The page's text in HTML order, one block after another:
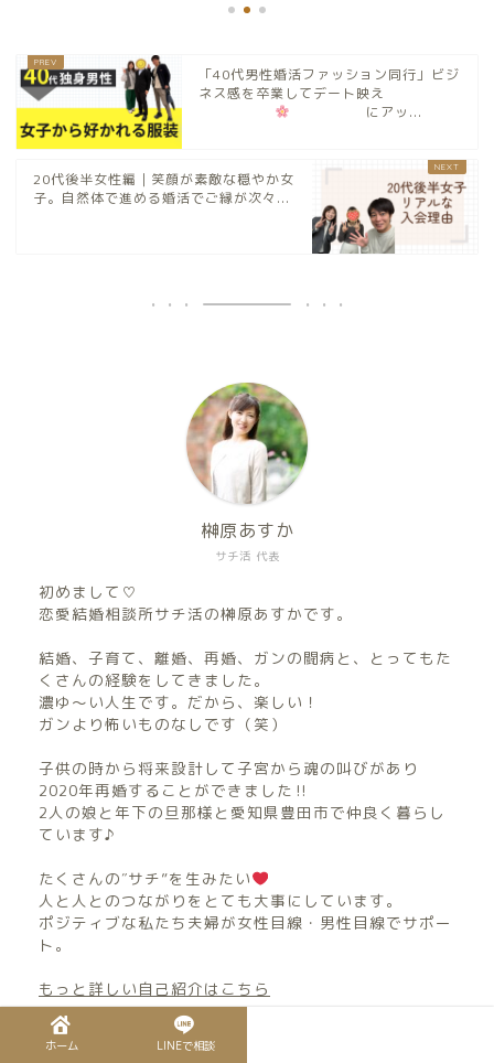
「40代男性婚活ファッション同行」ビジ
ネス感を卒業してデート映え
にアッ...
20代後半女性編｜笑顔が素敵な穏やか女
子。自然体で進める婚活でご縁が次々...
サチ活 代表
榊原あすか
初めまして♡
恋愛結婚相談所サチ活の榊原あすかです。
結婚、子育て、離婚、再婚、ガンの闘病と、とってもた
くさんの経験をしてきました。
濃ゆ〜い人生です。だから、楽しい！
ガンより怖いものなしです（笑）
子供の時から将来設計して子宮から魂の叫びがあり
2020年再婚することができました‼︎
2人の娘と年下の旦那様と愛知県豊田市で仲良く暮らし
ています♪
たくさんの″サチ”を生みたい
人と人とのつながりをとても大事にしています。
ポジティブな私たち夫婦が女性目線・男性目線でサポー
ト。
もっと詳しい自己紹介はこちら
＼ Follow me ／
ホーム LINEで相談